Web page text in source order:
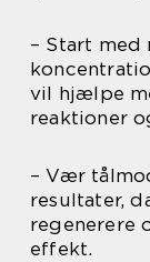
– Start
vil hjælpe
reaktioner
– Vær
resultater,
regenerere
effekt.